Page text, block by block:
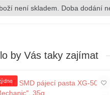
není skladem. Doba dodání
by Vás taky zajímat